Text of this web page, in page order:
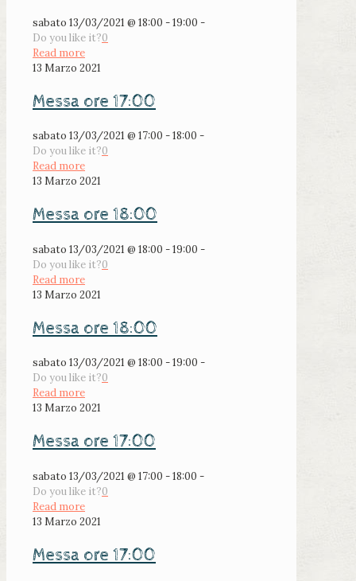
sabato 13/03/2021 @ 18:00 - 19:00 -
Do you like it?0
Read more
13 Marzo 2021
Messa ore 17:00
sabato 13/03/2021 @ 17:00 - 18:00 -
Do you like it?0
Read more
13 Marzo 2021
Messa ore 18:00
sabato 13/03/2021 @ 18:00 - 19:00 -
Do you like it?0
Read more
13 Marzo 2021
Messa ore 18:00
sabato 13/03/2021 @ 18:00 - 19:00 -
Do you like it?0
Read more
13 Marzo 2021
Messa ore 17:00
sabato 13/03/2021 @ 17:00 - 18:00 -
Do you like it?0
Read more
13 Marzo 2021
Messa ore 17:00